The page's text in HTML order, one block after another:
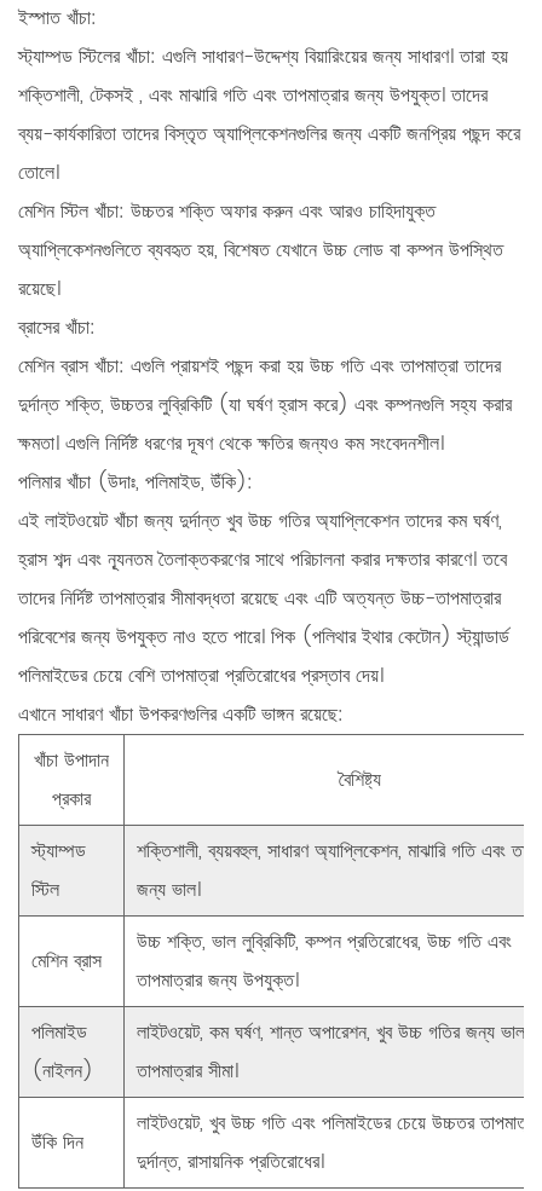
ইস্পাত খাঁচা:
স্ট্যাম্পড স্টিলের খাঁচা: এগুলি সাধারণ-উদ্দেশ্য বিয়ারিংয়ের জন্য সাধারণ। তারা হয়
শক্তিশালী, টেকসই, এবং মাঝারি গতি এবং তাপমাত্রার জন্য উপযুক্ত। তাদের
ব্যয়-কার্যকারিতা তাদের বিস্তৃত অ্যাপ্লিকেশনগুলির জন্য একটি জনপ্রিয় পছন্দ করে
তোলে।
মেশিন স্টিল খাঁচা: উচ্চতর শক্তি অফার করুন এবং আরও চাহিদাযুক্ত
অ্যাপ্লিকেশনগুলিতে ব্যবহৃত হয়, বিশেষত যেখানে উচ্চ লোড বা কম্পন উপস্থিত
রয়েছে।
ব্রাসের খাঁচা:
মেশিন ব্রাস খাঁচা: এগুলি প্রায়শই পছন্দ করা হয়উচ্চ গতি এবং তাপমাত্রাতাদের
দুর্দান্ত শক্তি, উচ্চতর লুব্রিকিটি (যা ঘর্ষণ হ্রাস করে) এবং কম্পনগুলি সহ্য করার
ক্ষমতা। এগুলি নির্দিষ্ট ধরণের দূষণ থেকে ক্ষতির জন্যও কম সংবেদনশীল।
পলিমার খাঁচা (উদাঃ, পলিমাইড, উঁকি):
এইলাইটওয়েট খাঁচাজন্য দুর্দান্তখুব উচ্চ গতির অ্যাপ্লিকেশনতাদের কম ঘর্ষণ,
হ্রাস শব্দ এবং ন্যূনতম তৈলাক্তকরণের সাথে পরিচালনা করার দক্ষতার কারণে। তবে
তাদের নির্দিষ্ট তাপমাত্রার সীমাবদ্ধতা রয়েছে এবং এটি অত্যন্ত উচ্চ-তাপমাত্রার
পরিবেশের জন্য উপযুক্ত নাও হতে পারে। পিক (পলিথার ইথার কেটোন) স্ট্যান্ডার্ড
পলিমাইডের চেয়ে বেশি তাপমাত্রা প্রতিরোধের প্রস্তাব দেয়।
এখানে সাধারণ খাঁচা উপকরণগুলির একটি ভাঙ্গন রয়েছে:
খাঁচা উপাদান
প্রকার
বৈশিষ্ট্য
স্ট্যাম্পড
স্টিল
শক্তিশালী, ব্যয়বহুল, সাধারণ অ্যাপ্লিকেশন, মাঝারি গতি এবং
জন্য ভাল।
মেশিন ব্রাস
উচ্চ শক্তি, ভাল লুব্রিকিটি, কম্পন প্রতিরোধের, উচ্চ গতি এবং
তাপমাত্রার জন্য উপযুক্ত।
পলিমাইড
(নাইলন)
লাইটওয়েট, কম ঘর্ষণ, শান্ত অপারেশন, খুব উচ্চ গতির জন্য ভাল,
তাপমাত্রার সীমা।
উঁকি দিন
লাইটওয়েট, খুব উচ্চ গতি এবং পলিমাইডের চেয়ে উচ্চতর
দুর্দান্ত, রাসায়নিক প্রতিরোধের।